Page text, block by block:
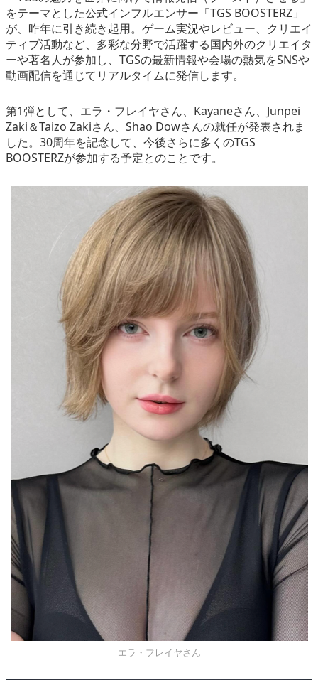
をテーマとした公式インフルエンサー「TGS BOOSTERZ」
が、昨年に引き続き起用。ゲーム実況やレビュー、クリエイ
ティブ活動など、多彩な分野で活躍する国内外のクリエイタ
ーや著名人が参加し、TGSの最新情報や会場の熱気をSNSや
動画配信を通じてリアルタイムに発信します。
第1弾として、エラ・フレイヤさん、Kayaneさん、Junpei
Zaki＆Taizo Zakiさん、Shao Dowさんの就任が発表されま
した。30周年を記念して、今後さらに多くのTGS
BOOSTERZが参加する予定とのことです。
エラ・フレイヤさん